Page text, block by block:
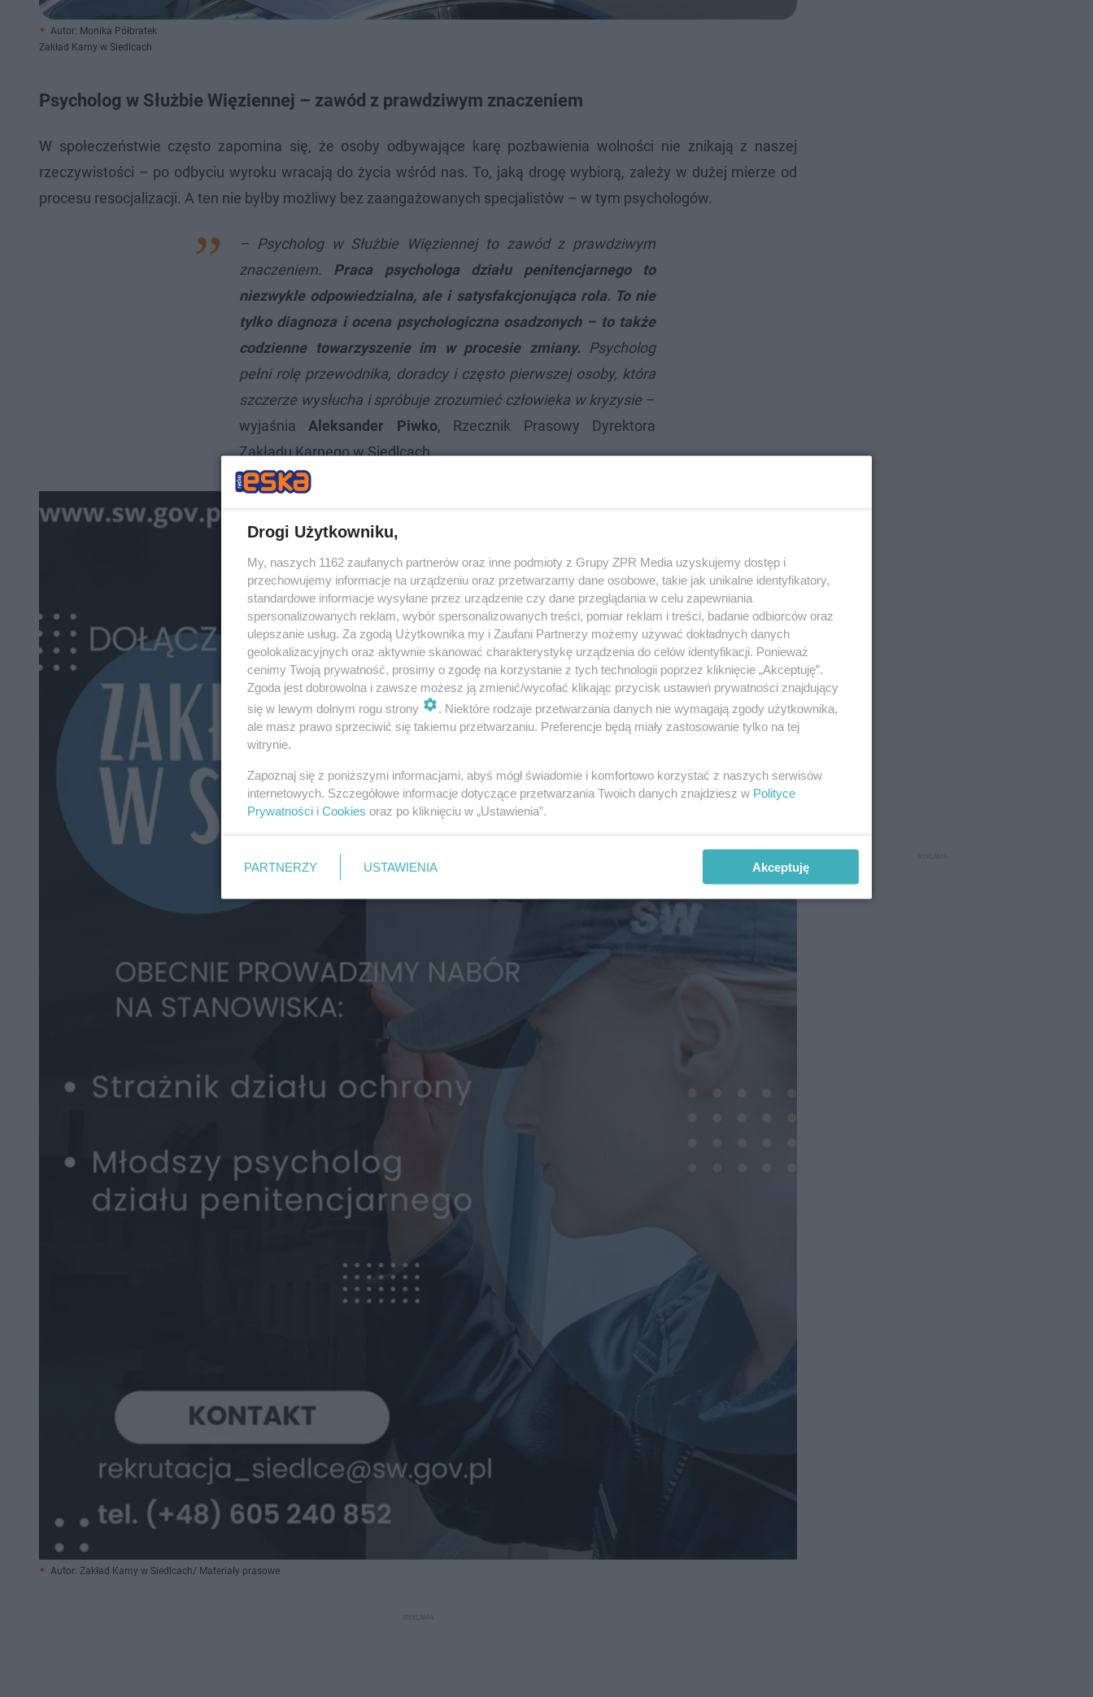
Autor: Monika Półbratek
Zakład Karny w Siedlcach
Psycholog w Służbie Więziennej – zawód z prawdziwym znaczeniem
W społeczeństwie często zapomina się, że osoby odbywające karę pozbawienia wolności nie znikają z naszej
rzeczywistości – po odbyciu wyroku wracają do życia wśród nas. To, jaką drogę wybiorą, zależy w dużej mierze od
procesu resocjalizacji. A ten nie byłby możliwy bez zaangażowanych specjalistów – w tym psychologów.
– Psycholog w Służbie Więziennej to zawód z prawdziwym
znaczeniem. Praca psychologa działu penitencjarnego to
niezwykle odpowiedzialna, ale i satysfakcjonująca rola. To nie
tylko diagnoza i ocena psychologiczna osadzonych – to także
codzienne towarzyszenie im w procesie zmiany. Psycholog
pełni rolę przewodnika, doradcy i często pierwszej osoby, która
szczerze wysłucha i spróbuje zrozumieć człowieka w kryzysie –
wyjaśnia Aleksander Piwko, Rzecznik Prasowy Dyrektora
Zakładu Karnego w Siedlcach.
Autor: Zakład Karny w Siedlcach/ Materiały prasowe
Drogi Użytkowniku,
My, naszych 1162 zaufanych partnerów oraz inne podmioty z Grupy ZPR Media uzyskujemy dostęp i
przechowujemy informacje na urządzeniu oraz przetwarzamy dane osobowe, takie jak unikalne identyfikatory,
standardowe informacje wysyłane przez urządzenie czy dane przeglądania w celu zapewniania
spersonalizowanych reklam, wybór spersonalizowanych treści, pomiar reklam i treści, badanie odbiorców oraz
ulepszanie usług. Za zgodą Użytkownika my i Zaufani Partnerzy możemy używać dokładnych danych
geolokalizacyjnych oraz aktywnie skanować charakterystykę urządzenia do celów identyfikacji. Ponieważ
cenimy Twoją prywatność, prosimy o zgodę na korzystanie z tych technologii poprzez kliknięcie „Akceptuję”.
Zgoda jest dobrowolna i zawsze możesz ją zmienić/wycofać klikając przycisk ustawień prywatności znajdujący
się w lewym dolnym rogu strony
. Niektóre rodzaje przetwarzania danych nie wymagają zgody użytkownika,
ale masz prawo sprzeciwić się takiemu przetwarzaniu. Preferencje będą miały zastosowanie tylko na tej
witrynie.
Zapoznaj się z poniższymi informacjami, abyś mógł świadomie i komfortowo korzystać z naszych serwisów
internetowych. Szczegółowe informacje dotyczące przetwarzania Twoich danych znajdziesz w Polityce
Prywatności i Cookies oraz po kliknięciu w „Ustawienia”.
PARTNERZY USTAWIENIA Akceptuję